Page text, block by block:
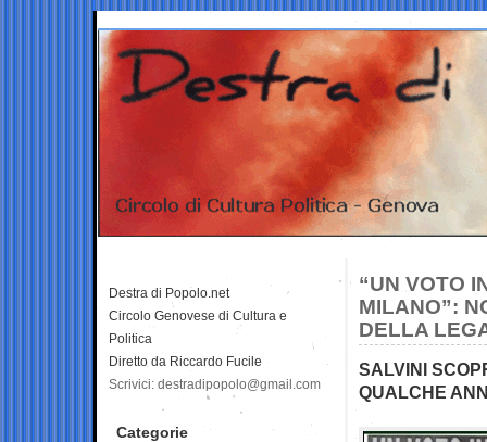
“UN VOTO
MILANO”:
DELLA
SALVINI
QUALCHE
Destra di Popolo.net
Circolo Genovese di Cultura e
Politica
Diretto da Riccardo Fucile
Scrivici: destradipopolo@gmail.com
Categorie